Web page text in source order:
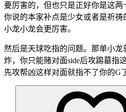
要厉害的，但也只是正好你是这
你说的本家补点是少女或者是祈
小龙小龙会更厉害。
然后是天球吃指的问题。那单小
炸，你只能赌对面side后攻踢墓指
先攻帮凶这样对面就指不了你的G